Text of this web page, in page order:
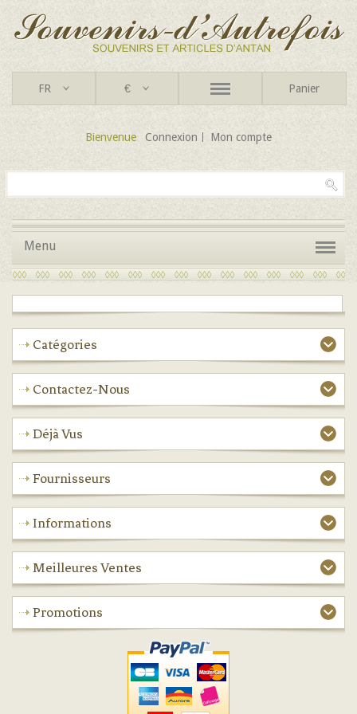
FR € Panier
Bienvenue Connexion Mon compte
Menu
Catégories
Contactez-Nous
Déjà Vus
Fournisseurs
Informations
Meilleures Ventes
Promotions